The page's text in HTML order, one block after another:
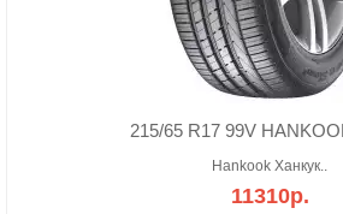
215/65 R17 99V
Hankook Ханкук..
11310р.